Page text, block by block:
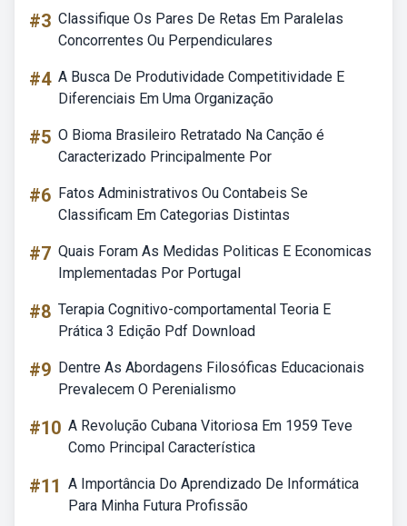
#3 Classifique Os Pares De Retas Em Paralelas
Concorrentes Ou Perpendiculares
#4 A Busca De Produtividade Competitividade E
Diferenciais Em Uma Organização
#5 O Bioma Brasileiro Retratado Na Canção é
Caracterizado Principalmente Por
#6 Fatos Administrativos Ou Contabeis Se
Classificam Em Categorias Distintas
#7 Quais Foram As Medidas Politicas E Economicas
Implementadas Por Portugal
#8 Terapia Cognitivo-comportamental Teoria E
Prática 3 Edição Pdf Download
#9 Dentre As Abordagens Filosóficas Educacionais
Prevalecem O Perenialismo
#10 A Revolução Cubana Vitoriosa Em 1959 Teve
Como Principal Característica
#11 A Importância Do Aprendizado De Informática
Para Minha Futura Profissão